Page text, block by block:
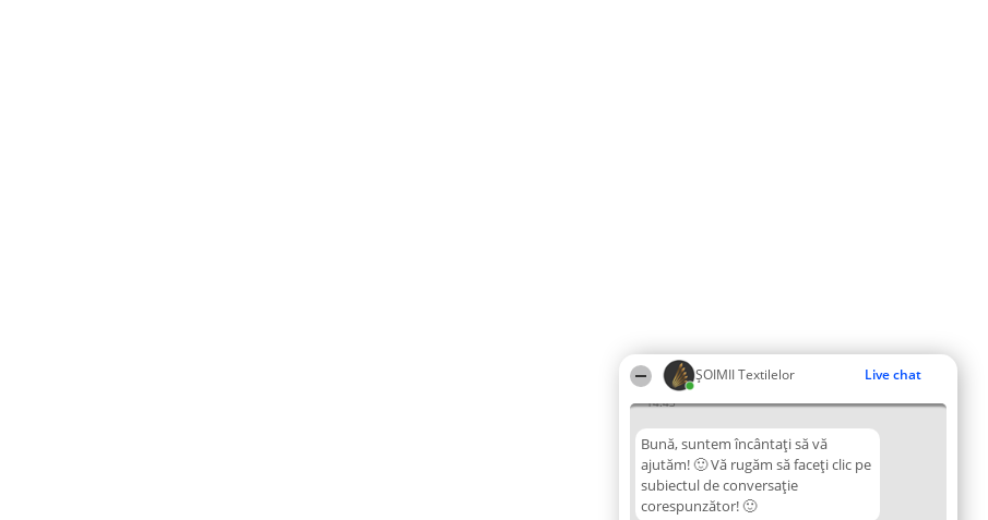
ȘOIMII Textilelor Live chat
14:43
Bună, suntem încântați să vă
ajutăm! 🙂 Vă rugăm să faceți clic pe
subiectul de conversație
corespunzător! 🙂